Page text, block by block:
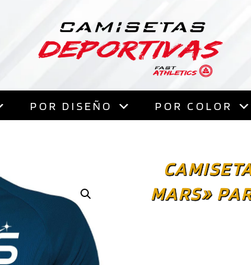
al
contenido
POR DISEÑO POR COLOR
MARS»